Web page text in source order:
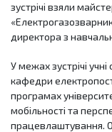
зустрічі взяли
директора з
У межах зустрічі
кафедри
програмах
мобільності та
працевлаштування.